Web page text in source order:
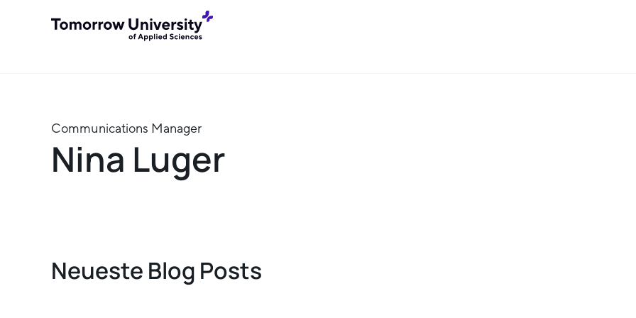
Communications Manager
Nina Luger
Neueste Blog Posts